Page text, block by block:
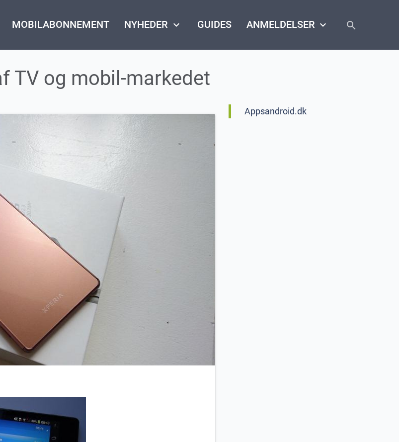
MOBILABONNEMENT NYHEDER keyboard_arrow_down GUIDES ANMELDELSER keyboard_arrow_down search
close
TV og mobil-markedet
Appsandroid.dk